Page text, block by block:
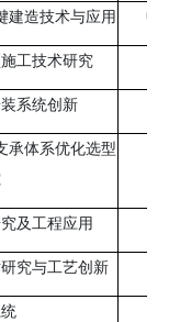
建造技术与应用 中
工技术研究
系统创新
承体系优化选型
及工程应用
究与工艺创新